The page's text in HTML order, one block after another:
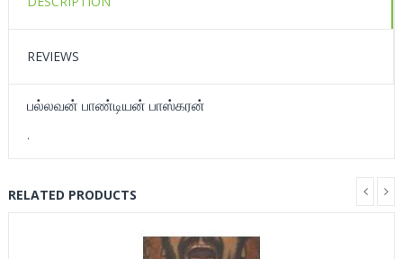
REVIEWS
பல்லவன் பாண்டியன் பாஸ்கரன்
.
RELATED PRODUCTS